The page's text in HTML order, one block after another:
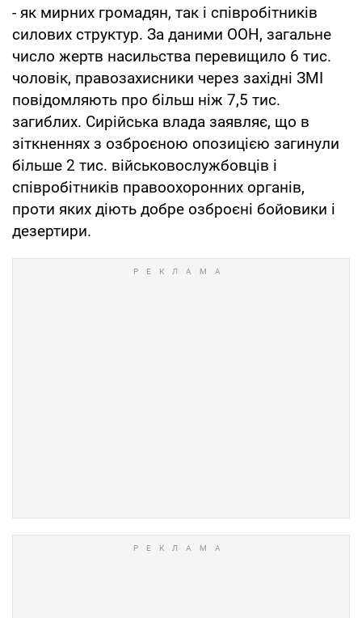
- як мирних громадян, так і співробітників
силових структур. За даними ООН, загальне
число жертв насильства перевищило 6 тис.
чоловік, правозахисники через західні ЗМІ
повідомляють про більш ніж 7,5 тис.
загиблих. Сирійська влада заявляє, що в
зіткненнях з озброєною опозицією загинули
більше 2 тис. військовослужбовців і
співробітників правоохоронних органів,
проти яких діють добре озброєні бойовики і
дезертири.